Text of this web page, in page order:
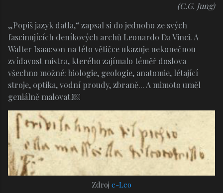
(C.G. Jung)
„Popiš jazyk datla,“ zapsal si do jednoho ze svých
fascinujících deníkových archů Leonardo Da Vinci. A
Walter Isaacson na této větičce ukazuje nekonečnou
zvídavost mistra, kterého zajímalo téměř doslova
všechno možné: biologie, geologie, anatomie, létající
stroje, optika, vodní proudy, zbraně... A mimoto uměl
geniálně malovat.￼
Zdroj e-Leo